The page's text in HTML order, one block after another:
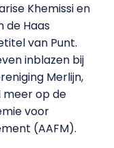
Khemissi en
de Haas
van Punt.
inblazen bij
Merlijn,
meer op de
voor
(AAFM).